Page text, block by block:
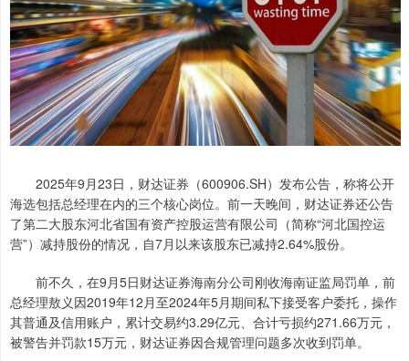
2025年9月23日，财达证券（600906.SH）发布公告，称将公开
海选包括总经理在内的三个核心岗位。前一天晚间，财达证券还公告
了第二大股东河北省国有资产控股运营有限公司（简称“河北国控运
营”）减持股份的情况，自7月以来该股东已减持2.64%股份。
前不久，在9月5日财达证券海南分公司刚收海南证监局罚单，前
总经理敖义因2019年12月至2024年5月期间私下接受客户委托，操作
其普通及信用账户，累计交易约3.29亿元、合计亏损约271.66万元，
被警告并罚款15万元，财达证券因合规管理问题多次收到罚单。